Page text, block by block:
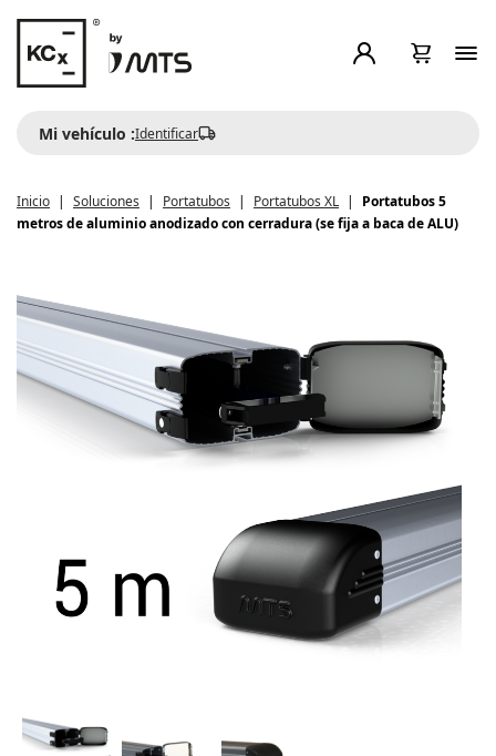
Mi vehículo :Identificar
Inicio Soluciones Portatubos Portatubos XL
Portatubos 5
metros de aluminio anodizado con cerradura (se fija a baca de ALU)